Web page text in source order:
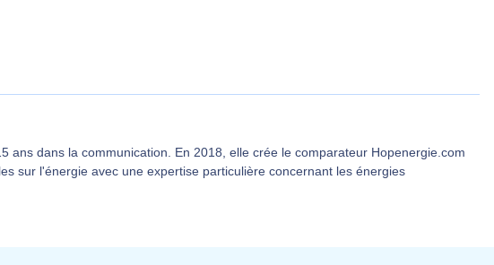
ans dans la communication. En 2018, elle crée le comparateur Hopenergie.com
sur l'énergie avec une expertise particulière concernant les énergies